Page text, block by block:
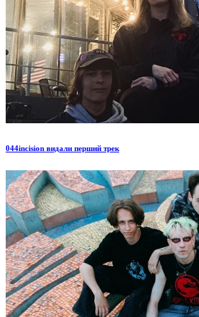
044incision видали перший трек